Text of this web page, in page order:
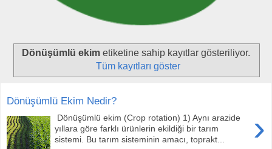
Dönüşümlü ekim etiketine sahip kayıtlar gösteriliyor.
Tüm kayıtları göster
Dönüşümlü Ekim Nedir?
›
Dönüşümlü ekim (Crop rotation) 1) Aynı arazide
yıllara göre farklı ürünlerin ekildiği bir tarım
sistemi. Bu tarım sisteminin amacı, toprakt...